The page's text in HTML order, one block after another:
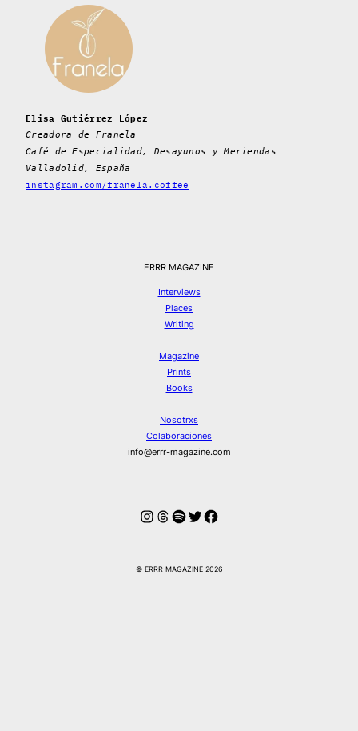
Elisa Gutiérrez López
Creadora de Franela
Café de Especialidad, Desayunos y Meriendas
Valladolid, España
instagram.com/franela.coffee
ERRR MAGAZINE
Interviews
Places
Writing
Magazine
Prints
Books
Nosotrxs
Colaboraciones
info@errr-magazine.com
Instagram
Hilos
Spotify
Twitter
Facebook
© ERRR MAGAZINE 2026